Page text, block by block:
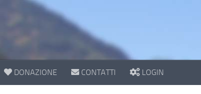
DONAZIONE CONTATTI LOGIN